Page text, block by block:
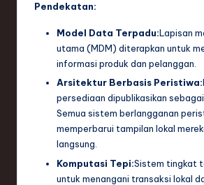
Pendekatan:
Model Data Terpadu:Lapisan
utama (MDM) diterapkan untuk
informasi produk dan pelanggan.
Arsitektur Berbasis Peristiwa:
persediaan dipublikasikan
Semua sistem berlangganan
memperbarui tampilan lokal
langsung.
Komputasi Tepi:Sistem tingkat
untuk menangani transaksi lokal